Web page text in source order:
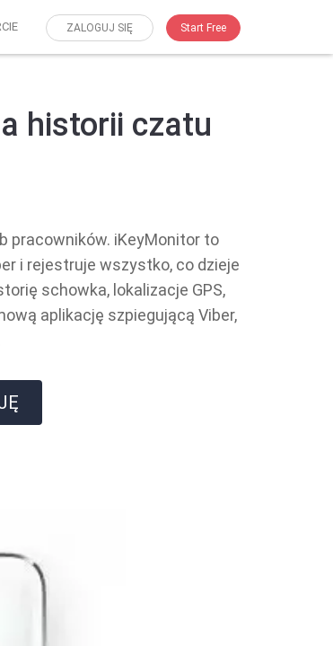
ZALOGUJ SIĘ Start Free
historii czatu
pracowników. iKeyMonitor to
i rejestruje wszystko, co dzieje
schowka, lokalizacje GPS,
aplikację szpiegującą Viber,